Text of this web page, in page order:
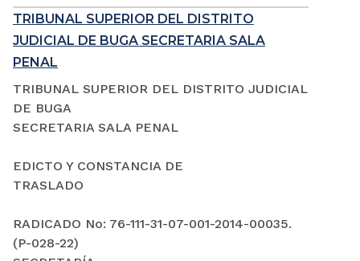
TRIBUNAL SUPERIOR DEL DISTRITO
JUDICIAL DE BUGA SECRETARIA SALA
PENAL
TRIBUNAL SUPERIOR DEL DISTRITO JUDICIAL
DE BUGA
SECRETARIA SALA PENAL
EDICTO Y CONSTANCIA DE
TRASLADO
RADICADO No: 76-111-31-07-001-2014-00035.
(P-028-22)